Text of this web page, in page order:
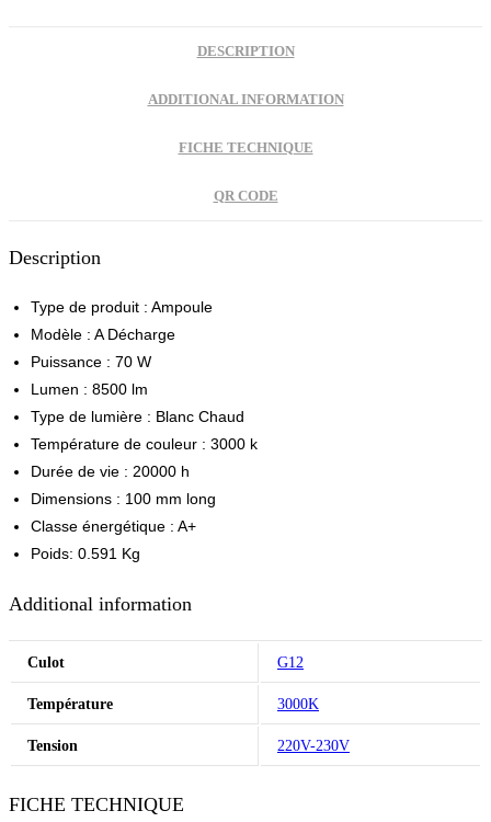
DESCRIPTION
ADDITIONAL INFORMATION
FICHE TECHNIQUE
QR CODE
Description
Type de produit : Ampoule
Modèle : A Décharge
Puissance : 70 W
Lumen : 8500 lm
Type de lumière : Blanc Chaud
Température de couleur : 3000 k
Durée de vie : 20000 h
Dimensions : 100 mm long
Classe énergétique : A+
Poids: 0.591 Kg
Additional information
Culot G12
Température 3000K
Tension 220V-230V
FICHE TECHNIQUE